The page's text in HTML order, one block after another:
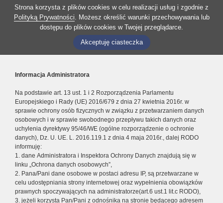
Strona korzysta z plików cookies w celu realizacji usług i zgodnie z
Polityką Prywatności. Możesz określić warunki przechowywania lub
dostępu do plików cookies w Twojej przeglądarce.
Akceptuję ciasteczka
Informacja Administratora
Na podstawie art. 13 ust. 1 i 2 Rozporządzenia Parlamentu
Europejskiego i Rady (UE) 2016/679 z dnia 27 kwietnia 2016r. w
sprawie ochrony osób fizycznych w związku z przetwarzaniem danych
osobowych i w sprawie swobodnego przepływu takich danych oraz
uchylenia dyrektywy 95/46/WE (ogólne rozporządzenie o ochronie
danych), Dz. U. UE. L. 2016.119.1 z dnia 4 maja 2016r., dalej RODO
informuję:
1. dane Administratora i Inspektora Ochrony Danych znajdują się w
linku „Ochrona danych osobowych”,
2. Pana/Pani dane osobowe w postaci adresu IP, są przetwarzane w
celu udostępniania strony internetowej oraz wypełnienia obowiązków
prawnych spoczywających na administratorze(art.6 ust.1 lit.c RODO),
3. jeżeli korzysta Pan/Pani z odnośnika na stronie będącego adresem